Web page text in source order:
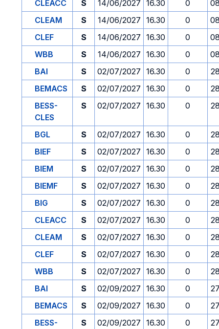
CLEACC
S 14/06/2027 16.30 0
CLEAM
S 14/06/2027 16.30 0
CLEF
S 14/06/2027 16.30 0
WBB
S 14/06/2027 16.30 0
BAI
S 02/07/2027 16.30 0
BEMACS
S 02/07/2027 16.30 0
BESS-
CLES
S 02/07/2027 16.30 0
BGL S 02/07/2027 16.30 0
BIEF
S 02/07/2027 16.30 0
BIEM
S 02/07/2027 16.30 0
BIEMF
S 02/07/2027 16.30 0
BIG
S 02/07/2027 16.30 0
CLEACC
S 02/07/2027 16.30 0
CLEAM
S 02/07/2027 16.30 0
CLEF
S 02/07/2027 16.30 0
WBB
S 02/07/2027 16.30 0
BAI
S 02/09/2027 16.30 0
BEMACS
S 02/09/2027 16.30 0
BESS-
S 02/09/2027 16.30 0